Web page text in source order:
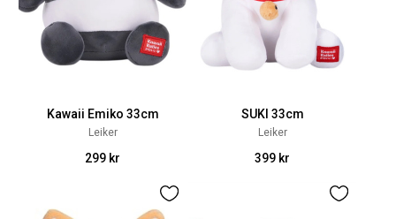
Kawaii Emiko 33cm
Leiker
299 kr
SUKI 33cm
Leiker
399 kr